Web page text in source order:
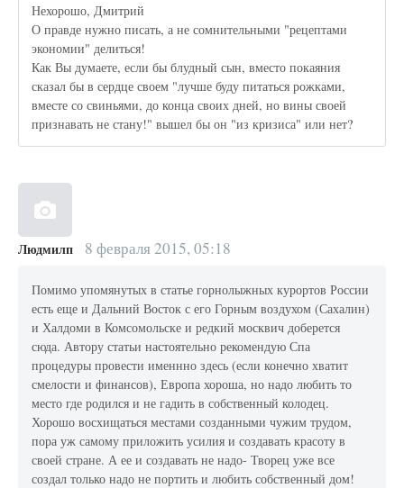
Нехорошо, Дмитрий
О правде нужно писать, а не сомнительными "рецептами
экономии" делиться!
Как Вы думаете, если бы блудный сын, вместо покаяния
сказал бы в сердце своем "лучше буду питаться рожками,
вместе со свиньями, до конца своих дней, но вины своей
признавать не стану!" вышел бы он "из кризиса" или нет?
Людмилп 8 февраля 2015, 05:18
Помимо упомянутых в статье горнолыжных курортов России
есть еще и Дальний Восток с его Горным воздухом (Сахалин)
и Халдоми в Комсомольске и редкий москвич доберется
сюда. Автору статьи настоятельно рекомендую Спа
процедуры провести именнно здесь (если конечно хватит
смелости и финансов), Европа хороша, но надо любить то
место где родился и не гадить в собственный колодец.
Хорошо восхищаться местами созданными чужим трудом,
пора уж самому приложить усилия и создавать красоту в
своей стране. А ее и создавать не надо- Творец уже все
создал только надо не портить и любить собственный дом!